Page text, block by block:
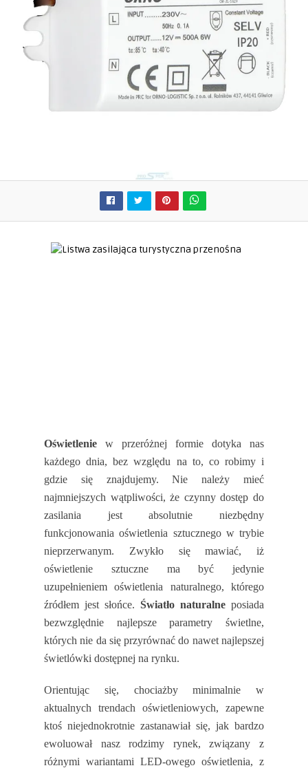
Oświetlenie w przeróżnej formie dotyka nas
każdego dnia, bez względu na to, co robimy i
gdzie się znajdujemy. Nie należy mieć
najmniejszych wątpliwości, że czynny dostęp do
zasilania jest absolutnie niezbędny
funkcjonowania oświetlenia sztucznego w trybie
nieprzerwanym. Zwykło się mawiać, iż
oświetlenie sztuczne ma być jedynie
uzupełnieniem oświetlenia naturalnego, którego
źródłem jest słońce. Światło naturalne posiada
bezwzględnie najlepsze parametry świetlne,
których nie da się przyrównać do nawet najlepszej
świetlówki dostępnej na rynku.
Orientując się, chociażby minimalnie w
aktualnych trendach oświetleniowych, zapewne
ktoś niejednokrotnie zastanawiał się, jak bardzo
ewoluował nasz rodzimy rynek, związany z
różnymi wariantami LED-owego oświetlenia, z